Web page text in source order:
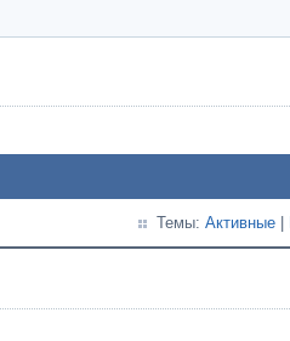
Темы: Активные